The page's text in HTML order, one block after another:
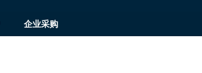
企业采购